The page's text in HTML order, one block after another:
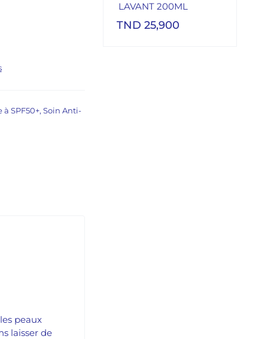
SPF50+, Soin Anti-
peaux
laisser de
LAVANT 200ML
TND 25,900